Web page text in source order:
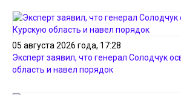
05 августа 2026 года, 17:28
Эксперт заявил, что генерал Солодчук
область и навел порядок